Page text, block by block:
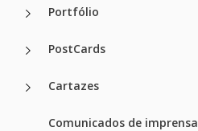
Portfólio
PostCards
Cartazes
Comunicados de imprensa